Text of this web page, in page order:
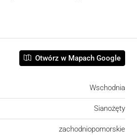
Otwórz w Mapach Google
Wschodnia
Sianożęty
zachodniopomorskie